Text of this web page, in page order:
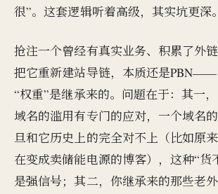
很”。这套逻辑听着高级，其实坑更深。
抢注一个曾经有真实业务、积累了外链
把它重新建站导链，本质还是
“权重”是继承来的。问题在于：其一
域名的滥用有专门的应对，一个域名
旦和它历史上的完全对不上（比如原
在变成卖储能电源的博客），这种“货
是强信号；其二，你继承来的那些老